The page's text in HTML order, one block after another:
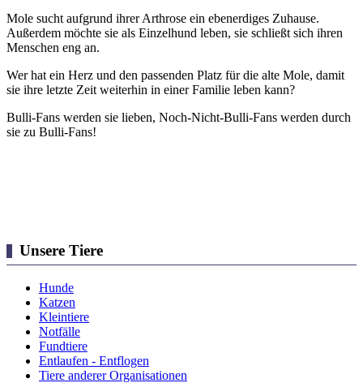
Mole sucht aufgrund ihrer Arthrose ein ebenerdiges Zuhause.
Außerdem möchte sie als Einzelhund leben, sie schließt sich ihren
Menschen eng an.
Wer hat ein Herz und den passenden Platz für die alte Mole, damit
sie ihre letzte Zeit weiterhin in einer Familie leben kann?
Bulli-Fans werden sie lieben, Noch-Nicht-Bulli-Fans werden durch
sie zu Bulli-Fans!
Unsere Tiere
Hunde
Katzen
Kleintiere
Notfälle
Fundtiere
Entlaufen - Entflogen
Tiere anderer Organisationen